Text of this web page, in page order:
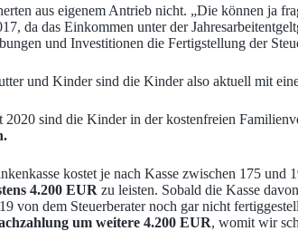
aus eigenem Antrieb nicht. „Die können ja
da das Einkommen unter der
und Investitionen die Fertigstellung der
und Kinder sind die Kinder also aktuell mit
sind die Kinder in der kostenfreien
kostet je nach Kasse zwischen 175
4.200 EUR zu leisten. Sobald die Kasse
von dem Steuerberater noch gar nicht
um weitere 4.200 EUR, womit wir